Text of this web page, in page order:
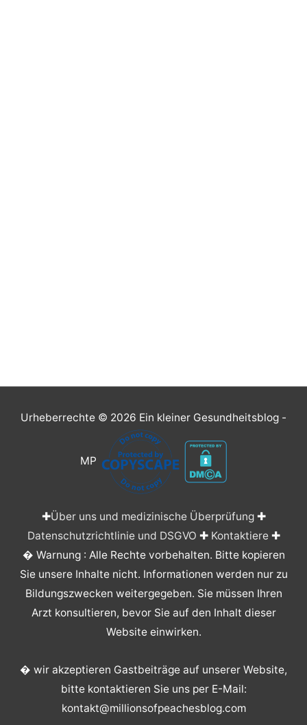
Urheberrechte © 2026 Ein kleiner Gesundheitsblog -
MP
✚Über uns und medizinische Überprüfung✚
Datenschutzrichtlinie und DSGVO ✚ Kontaktiere✚
� Warnung : Alle Rechte vorbehalten. Bitte kopieren
Sie unsere Inhalte nicht. Informationen werden nur zu
Bildungszwecken weitergegeben. Sie müssen Ihren
Arzt konsultieren, bevor Sie auf den Inhalt dieser
Website einwirken.
� wir akzeptieren Gastbeiträge auf unserer Website,
bitte kontaktieren Sie uns per E-Mail:
kontakt@millionsofpeachesblog.com